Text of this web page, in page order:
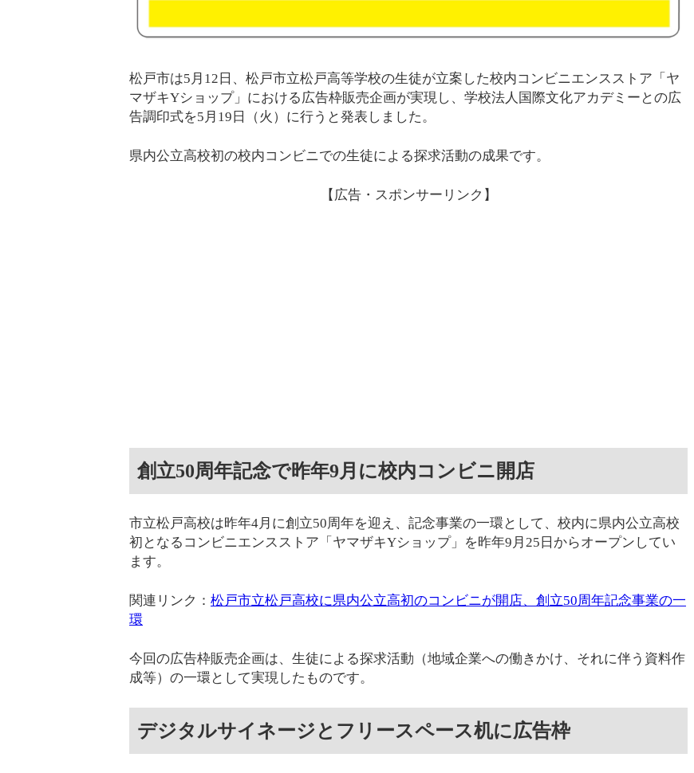
松戸市は5月12日、松戸市立松戸高等学校の生徒が立案した校内コンビニエンスストア「ヤ
マザキYショップ」における広告枠販売企画が実現し、学校法人国際文化アカデミーとの広
告調印式を5月19日（火）に行うと発表しました。
県内公立高校初の校内コンビニでの生徒による探求活動の成果です。
【広告・スポンサーリンク】
創立50周年記念で昨年9月に校内コンビニ開店
市立松戸高校は昨年4月に創立50周年を迎え、記念事業の一環として、校内に県内公立高校
初となるコンビニエンスストア「ヤマザキYショップ」を昨年9月25日からオープンしてい
ます。
関連リンク： 松戸市立松戸高校に県内公立高初のコンビニが開店、創立50周年記念事業の一
環
今回の広告枠販売企画は、生徒による探求活動（地域企業への働きかけ、それに伴う資料作
成等）の一環として実現したものです。
デジタルサイネージとフリースペース机に広告枠